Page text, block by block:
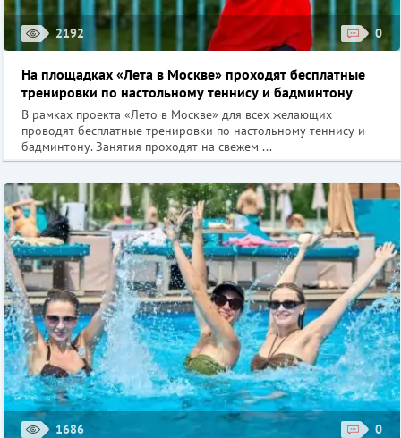
2192 0
На площадках «Лета в Москве» проходят бесплатные
тренировки по настольному теннису и бадминтону
В рамках проекта «Лето в Москве» для всех желающих
проводят бесплатные тренировки по настольному теннису и
бадминтону. Занятия проходят на свежем ...
1686 0